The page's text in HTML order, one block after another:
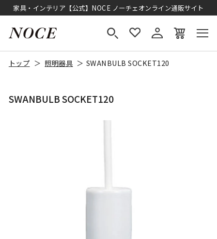
家具・インテリア【公式】NOCE ノーチェオンライン通販サイト
トップ 照明器具 SWANBULB SOCKET120
SWANBULB SOCKET120